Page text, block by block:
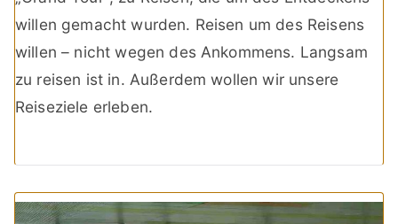
willen gemacht wurden. Reisen um des Reisens
willen – nicht wegen des Ankommens. Langsam
zu reisen ist in. Außerdem wollen wir unsere
Reiseziele erleben.